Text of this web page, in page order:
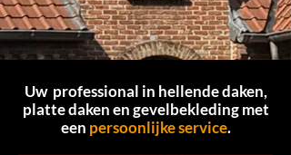
Uw professional in hellende daken,
platte daken en gevelbekleding met
een persoonlijke service.